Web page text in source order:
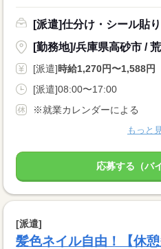
[派遣]仕分け・シール貼
[勤務地]/兵庫県高砂市 /
[派遣]時給1,270円〜1,588円
[派遣]08:00〜17:00
※就業カレンダーによる
もっと
応募する（バ
[派遣]
髪色ネイル自由！【休